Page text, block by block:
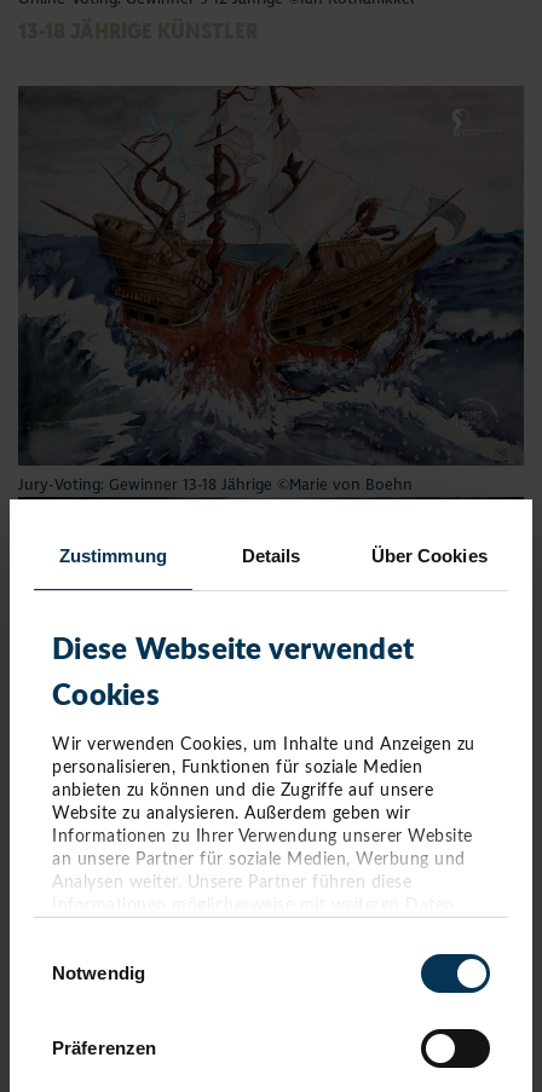
Zustimmung Details Über Cookies
Diese Webseite verwendet
Cookies
Wir verwenden Cookies, um Inhalte und Anzeigen zu
personalisieren, Funktionen für soziale Medien
anbieten zu können und die Zugriffe auf unsere
Website zu analysieren. Außerdem geben wir
Informationen zu Ihrer Verwendung unserer Website
an unsere Partner für soziale Medien, Werbung und
Analysen weiter. Unsere Partner führen diese
sie im Rahmen Ihrer Nutzung der Dienste gesammelt
haben. Sie geben Einwilligung zu unseren Cookies,
Notwendig
Präferenzen
Jury-Voting: Gewinner 13-18 Jährige ©Marie von Boehn
Online-Voting: Gewinner 13-18 Jährige ©Emma Maaß
GRUPPEN KÜNSTLER